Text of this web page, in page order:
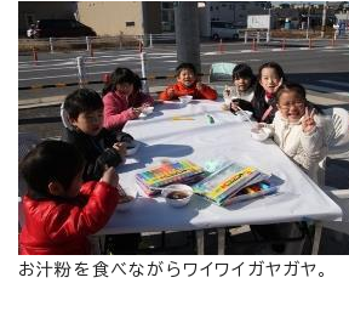
お汁粉を食べながらワイワイガヤガヤ。